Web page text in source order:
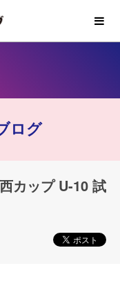
MENU
ログ
カップ U-10 試